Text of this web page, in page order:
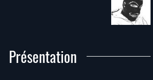
Présentation